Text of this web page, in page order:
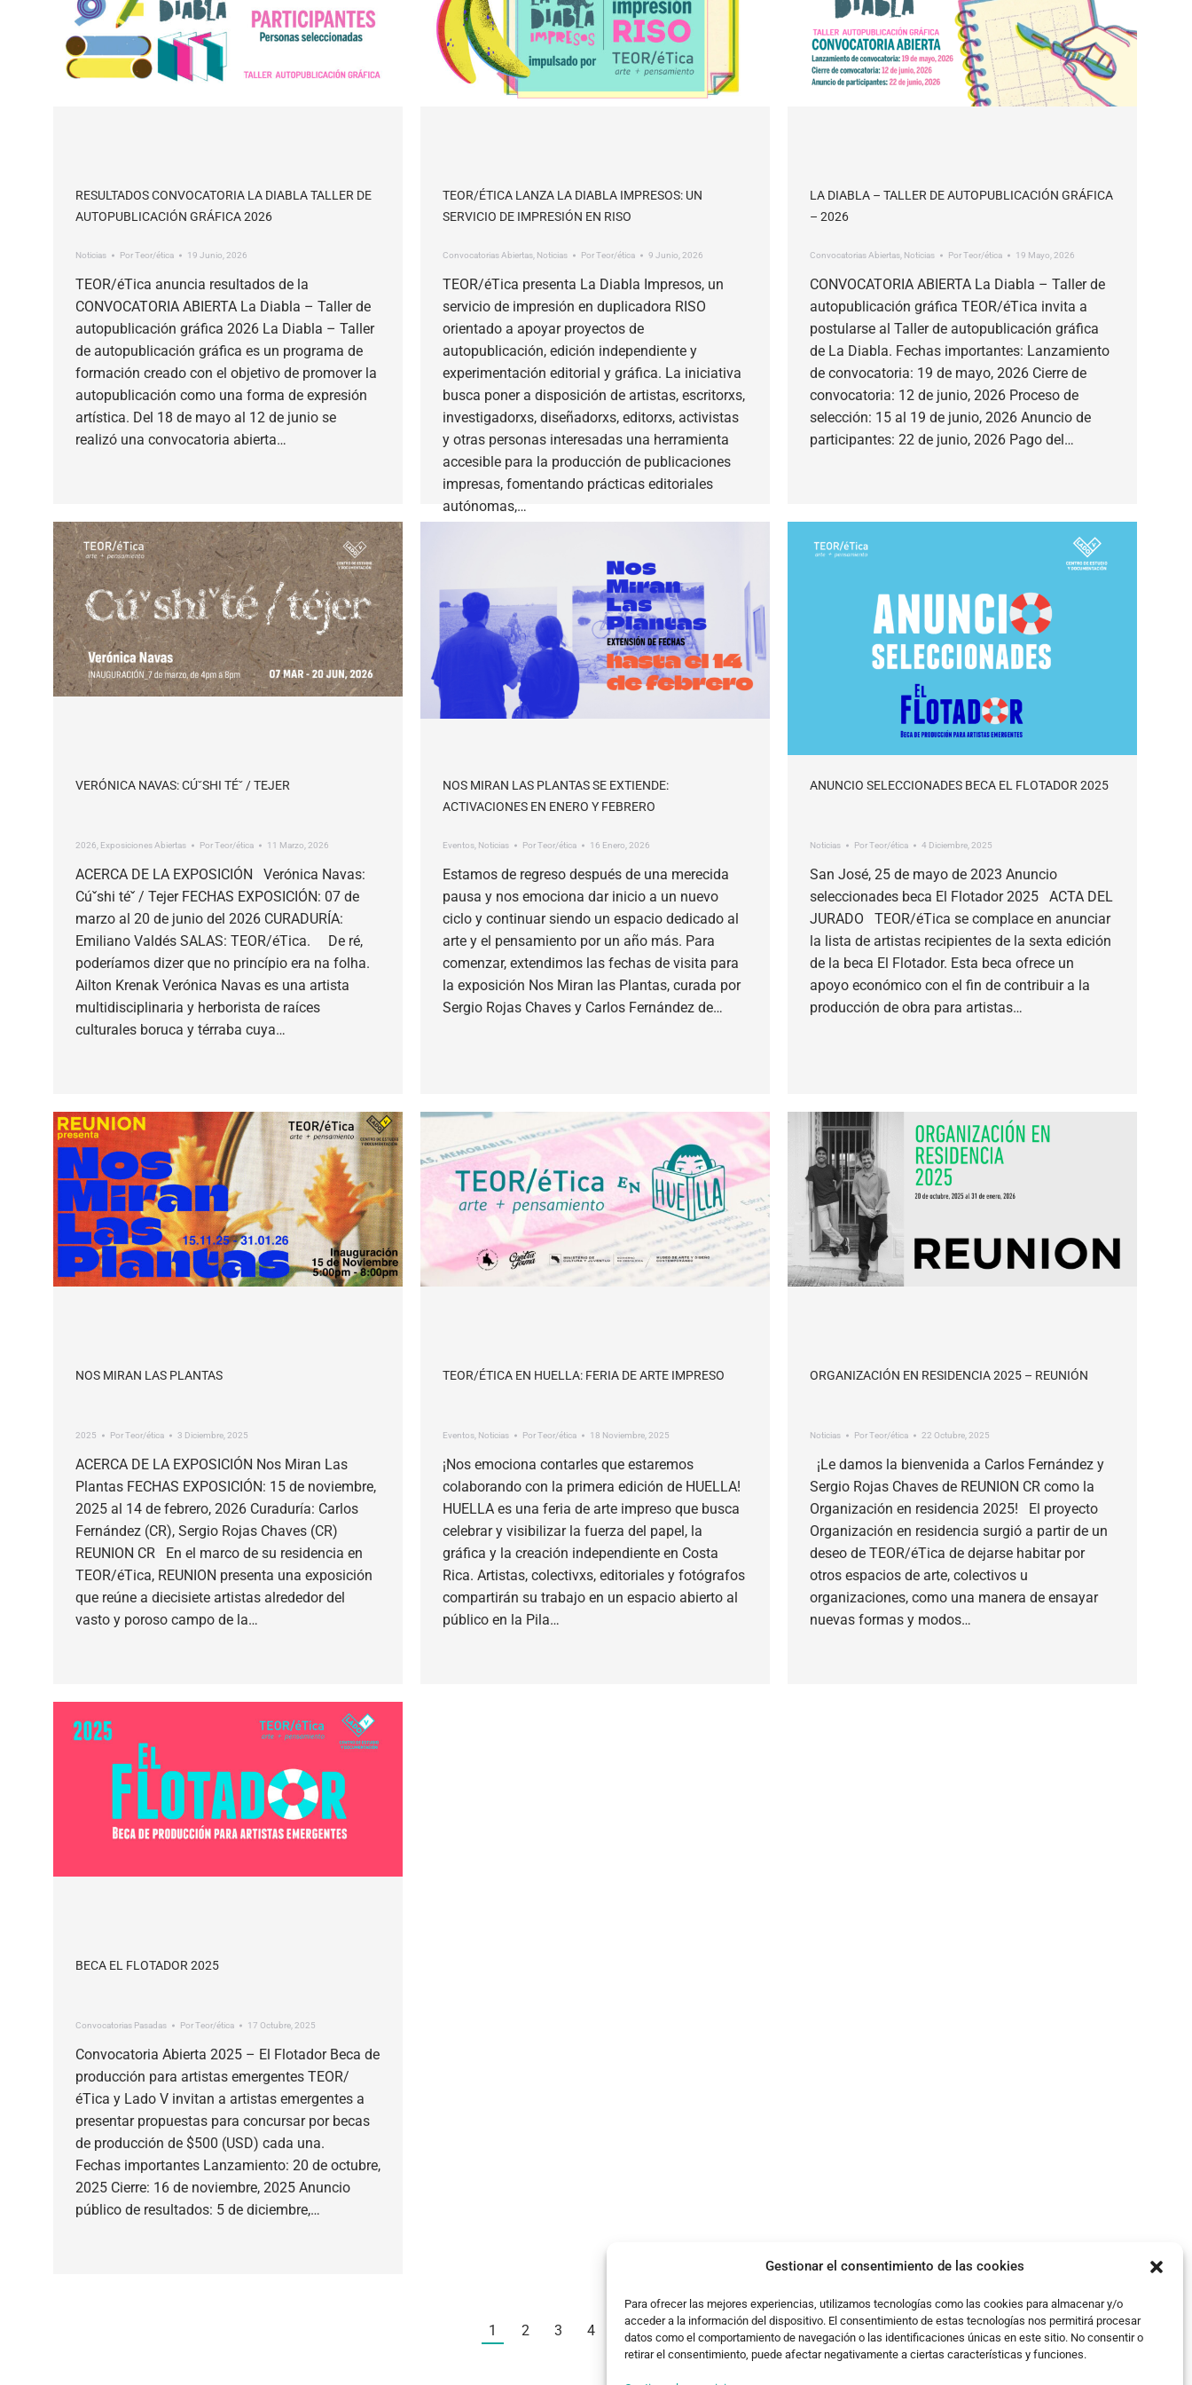
Gestionar el consentimiento de las cookies
Para ofrecer las mejores experiencias, utilizamos tecnologías como las cookies para almacenar y/o
acceder a la información del dispositivo. El consentimiento de estas tecnologías nos permitirá procesar
datos como el comportamiento de navegación o las identificaciones únicas en este sitio. No consentir o
retirar el consentimiento, puede afectar negativamente a ciertas características y funciones.
RESULTADOS CONVOCATORIA LA DIABLA TALLER DE
AUTOPUBLICACIÓN GRÁFICA 2026
Noticias PorTeor/ética 19 Junio, 2026
TEOR/éTica anuncia resultados de la
CONVOCATORIA ABIERTA La Diabla – Taller de
autopublicación gráfica 2026 La Diabla – Taller
de autopublicación gráfica es un programa de
formación creado con el objetivo de promover la
autopublicación como una forma de expresión
artística. Del 18 de mayo al 12 de junio se
realizó una convocatoria abierta…
TEOR/ÉTICA LANZA LA DIABLA IMPRESOS: UN
SERVICIO DE IMPRESIÓN EN RISO
Convocatorias Abiertas, Noticias PorTeor/ética 9 Junio, 2026
TEOR/éTica presenta La Diabla Impresos, un
servicio de impresión en duplicadora RISO
orientado a apoyar proyectos de
autopublicación, edición independiente y
experimentación editorial y gráfica. La iniciativa
busca poner a disposición de artistas, escritorxs,
investigadorxs, diseñadorxs, editorxs, activistas
y otras personas interesadas una herramienta
accesible para la producción de publicaciones
impresas, fomentando prácticas editoriales
autónomas,…
LA DIABLA – TALLER DE AUTOPUBLICACIÓN GRÁFICA
– 2026
Convocatorias Abiertas, Noticias PorTeor/ética 19 Mayo, 2026
CONVOCATORIA ABIERTA La Diabla – Taller de
autopublicación gráfica TEOR/éTica invita a
postularse al Taller de autopublicación gráfica
de La Diabla. Fechas importantes: Lanzamiento
de convocatoria: 19 de mayo, 2026 Cierre de
convocatoria: 12 de junio, 2026 Proceso de
selección: 15 al 19 de junio, 2026 Anuncio de
participantes: 22 de junio, 2026 Pago del…
VERÓNICA NAVAS: CÚˇSHI TÉˇ / TEJER
2026 Exposiciones Abiertas PorTeor/ética 11 Marzo, 2026
ACERCA DE LA EXPOSICIÓN Verónica Navas:
Cúˇshi téˇ / Tejer FECHAS EXPOSICIÓN: 07 de
marzo al 20 de junio del 2026 CURADURÍA:
Emiliano Valdés SALAS: TEOR/éTica. De ré,
poderíamos dizer que no princípio era na folha.
Ailton Krenak Verónica Navas es una artista
multidisciplinaria y herborista de raíces
culturales boruca y térraba cuya…
NOS MIRAN LAS PLANTAS SE EXTIENDE:
ACTIVACIONES EN ENERO Y FEBRERO
Eventos, Noticias PorTeor/ética 16 Enero, 2026
Estamos de regreso después de una merecida
pausa y nos emociona dar inicio a un nuevo
ciclo y continuar siendo un espacio dedicado al
arte y el pensamiento por un año más. Para
comenzar, extendimos las fechas de visita para
la exposición Nos Miran las Plantas, curada por
Sergio Rojas Chaves y Carlos Fernández de…
ANUNCIO SELECCIONADES BECA EL FLOTADOR 2025
Noticias PorTeor/ética 4 Diciembre, 2025
San José, 25 de mayo de 2023 Anuncio
seleccionades beca El Flotador 2025 ACTA DEL
JURADO TEOR/éTica se complace en anunciar
la lista de artistas recipientes de la sexta edición
de la beca El Flotador. Esta beca ofrece un
apoyo económico con el fin de contribuir a la
producción de obra para artistas…
NOS MIRAN LAS PLANTAS
2025 PorTeor/ética 3 Diciembre, 2025
ACERCA DE LA EXPOSICIÓN Nos Miran Las
Plantas FECHAS EXPOSICIÓN: 15 de noviembre,
2025 al 14 de febrero, 2026 Curaduría: Carlos
Fernández (CR), Sergio Rojas Chaves (CR)
REUNION CR En el marco de su residencia en
TEOR/éTica, REUNION presenta una exposición
que reúne a diecisiete artistas alrededor del
vasto y poroso campo de la…
TEOR/ÉTICA EN HUELLA: FERIA DE ARTE IMPRESO
Eventos, Noticias PorTeor/ética 18 Noviembre, 2025
¡Nos emociona contarles que estaremos
colaborando con la primera edición de HUELLA!
HUELLA es una feria de arte impreso que busca
celebrar y visibilizar la fuerza del papel, la
gráfica y la creación independiente en Costa
Rica. Artistas, colectivxs, editoriales y fotógrafos
compartirán su trabajo en un espacio abierto al
público en la Pila…
ORGANIZACIÓN EN RESIDENCIA 2025 – REUNIÓN
Noticias PorTeor/ética 22 Octubre, 2025
¡Le damos la bienvenida a Carlos Fernández y
Sergio Rojas Chaves de REUNION CR como la
Organización en residencia 2025! El proyecto
Organización en residencia surgió a partir de un
deseo de TEOR/éTica de dejarse habitar por
otros espacios de arte, colectivos u
organizaciones, como una manera de ensayar
nuevas formas y modos…
BECA EL FLOTADOR 2025
Convocatorias Pasadas PorTeor/ética 17 Octubre, 2025
Convocatoria Abierta 2025 – El Flotador Beca de
producción para artistas emergentes TEOR/
éTica y Lado V invitan a artistas emergentes a
presentar propuestas para concursar por becas
de producción de $500 (USD) cada una.
Fechas importantes Lanzamiento: 20 de octubre,
2025 Cierre: 16 de noviembre, 2025 Anuncio
público de resultados: 5 de diciembre,…
1 2 3 4 5 … 25 →